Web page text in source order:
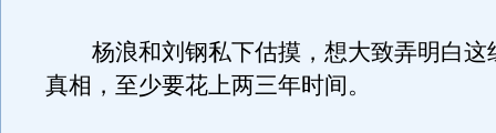
杨浪和刘钢私下估摸，想大致弄明白这
真相，至少要花上两三年时间。